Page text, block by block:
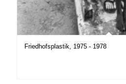
Friedhofsplastik, 1975 - 1978